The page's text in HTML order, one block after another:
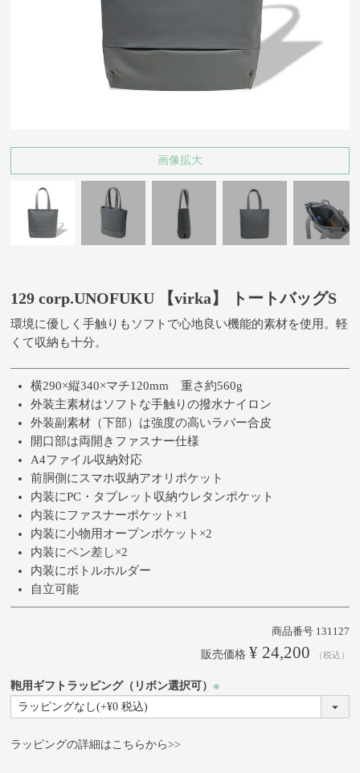
画像拡大
129 corp.UNOFUKU 【virka】 トートバッグS
環境に優しく手触りもソフトで心地良い機能的素材を使用。軽
くて収納も十分。
横290×縦340×マチ120mm 重さ約560g
外装主素材はソフトな手触りの撥水ナイロン
外装副素材（下部）は強度の高いラバー合皮
開口部は両開きファスナー仕様
A4ファイル収納対応
前胴側にスマホ収納アオリポケット
内装にPC・タブレット収納ウレタンポケット
内装にファスナーポケット×1
内装に小物用オープンポケット×2
内装にペン差し×2
内装にボトルホルダー
自立可能
商品番号 131127
販売価格 ¥ 24,200 税込
鞄用ギフトラッピング（リボン選択可）
ラッピングの詳細はこちらから>>